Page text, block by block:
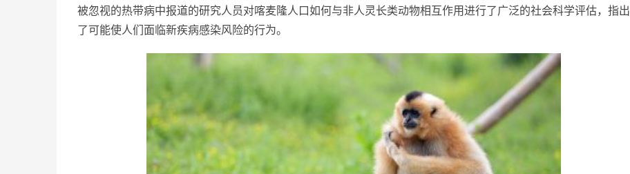
被忽视的热带病中报道的研究人员对喀麦隆人口如何与非人灵长类动物相互作用进行了广泛的社会科学评估，指出
了可能使人们面临新疾病感染风险的行为。